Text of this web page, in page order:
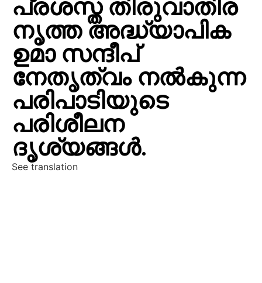
പ്രശസ്ത തിരുവാതിര
നൃത്ത അദ്ധ്യാപിക
ഉമാ സന്ദീപ്
നേതൃത്വം നൽകുന്ന
പരിപാടിയുടെ
പരിശീലന
ദൃശ്യങ്ങൾ.
See translation